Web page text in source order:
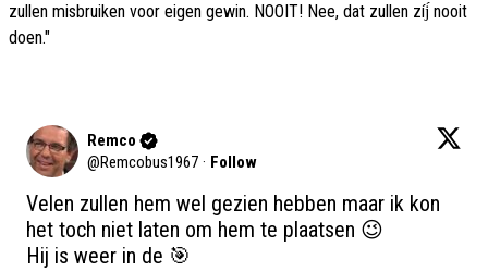
zullen misbruiken voor eigen gewin. NOOIT! Nee, dat zullen zíj́ nooit
doen."
Remco
@Remcobus1967 · Follow
Velen zullen hem wel gezien hebben maar ik kon
het toch niet laten om hem te plaatsen 😉
Hij is weer in de 🎯